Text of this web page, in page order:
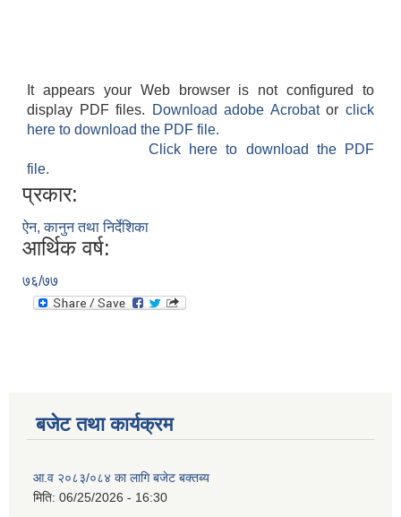
It appears your Web browser is not configured to
display PDF files.
Download adobe Acrobatorclick
here to download the PDF file.
Click here to download the PDF
file.
प्रकार:
ऐन, कानुन तथा निर्देशिका
आर्थिक वर्ष:
७६/७७
बजेट तथा कार्यक्रम
आ.व २०८३/०८४ का लागि बजेट बक्तब्य
मिति: 06/25/2026 - 16:30